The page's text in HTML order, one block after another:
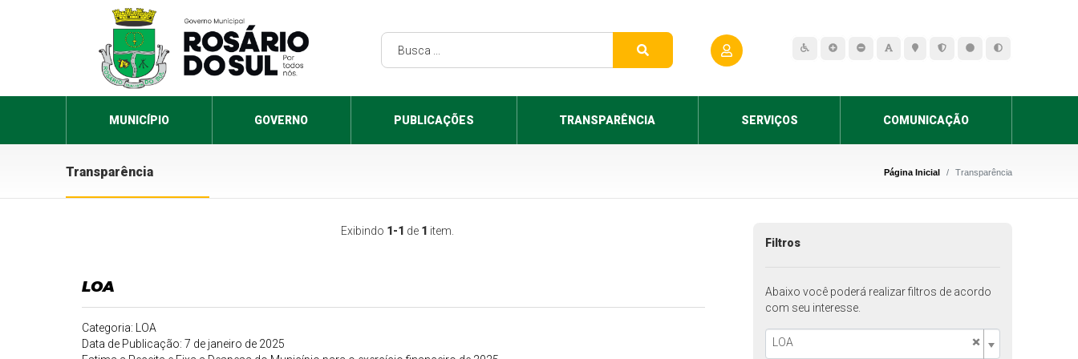
MUNICÍPIO GOVERNO PUBLICAÇÕES TRANSPARÊNCIA SERVIÇOS COMUNICAÇÃO
Transparência Página Inicial Transparência
Exibindo 1-1 de 1 item.
LOA
Categoria: LOA
Data de Publicação: 7 de janeiro de 2025
Filtros
Abaixo você poderá realizar filtros de acordo
com seu interesse.
×
LOA